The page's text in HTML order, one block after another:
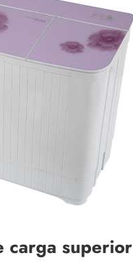
carga superior